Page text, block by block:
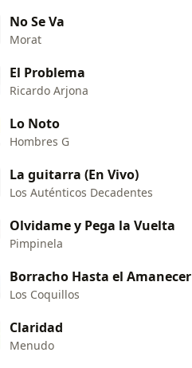
No Se Va
Morat
El Problema
Ricardo Arjona
Lo Noto
Hombres G
La guitarra (En Vivo)
Los Auténticos Decadentes
Olvidame y Pega la Vuelta
Pimpinela
Borracho Hasta el Amanecer
Los Coquillos
Claridad
Menudo